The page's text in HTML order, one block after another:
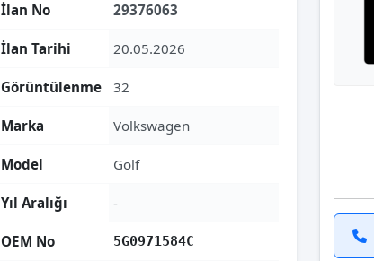
İlan No 29376063
İlan Tarihi 20.05.2026
Görüntülenme 32
Marka Volkswagen
Model Golf
Yıl Aralığı -
OEM No 5G0971584C